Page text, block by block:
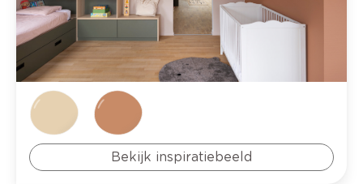
Bekijk inspiratiebeeld